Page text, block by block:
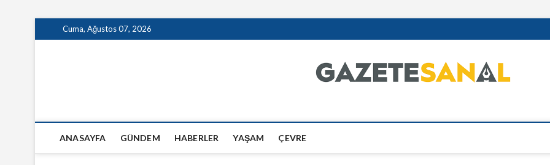
to
Cuma, Ağustos 07, 2026
ANASAYFA GÜNDEM HABERLER YAŞAM ÇEVRE